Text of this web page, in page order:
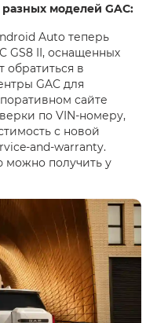
моделей GAC:
Auto теперь
GS8 II, оснащенных
обратиться в
GAC для
сайте
по VIN-номеру,
с новой
and-warranty.
получить у